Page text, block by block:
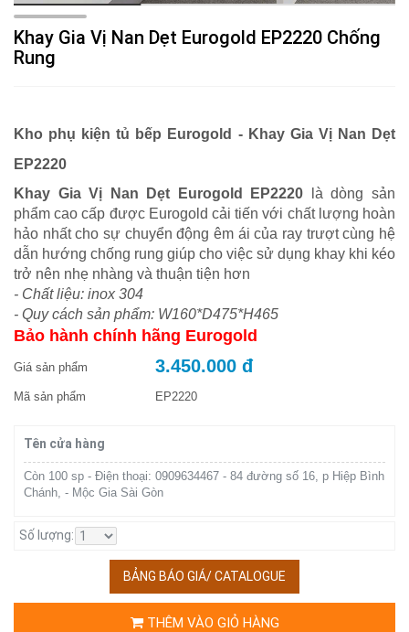
Khay Gia Vị Nan Dẹt Eurogold EP2220 Chống
Rung
Kho phụ kiện tủ bếp Eurogold - Khay Gia Vị Nan Dẹt
EP2220
Khay Gia Vị Nan Dẹt Eurogold EP2220 là dòng sản
phẩm cao cấp được Eurogold cải tiến với chất lượng hoàn
hảo nhất cho sự chuyển động êm ái của ray trượt cùng hệ
dẫn hướng chống rung giúp cho việc sử dụng khay khi kéo
trở nên nhẹ nhàng và thuận tiện hơn
- Chất liệu: inox 304
- Quy cách sản phẩm: W160*D475*H465
Bảo hành chính hãng Eurogold
Giá sản phẩm 3.450.000 đ
Mã sản phẩm EP2220
Tên cửa hàng
Còn 100 sp - Điện thoại: 0909634467 - 84 đường số 16, p Hiệp Bình
Chánh, - Mộc Gia Sài Gòn
Số lượng:
BẢNG BÁO GIÁ/ CATALOGUE
THÊM VÀO GIỎ HÀNG